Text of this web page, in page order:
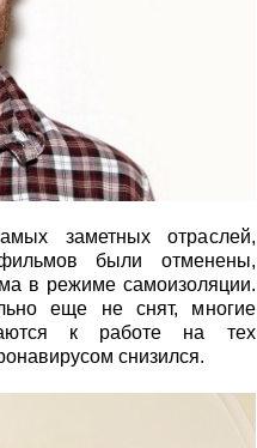
заметных отраслей,
были отменены,
в режиме самоизоляции.
еще не снят, многие
к работе на тех
снизился.